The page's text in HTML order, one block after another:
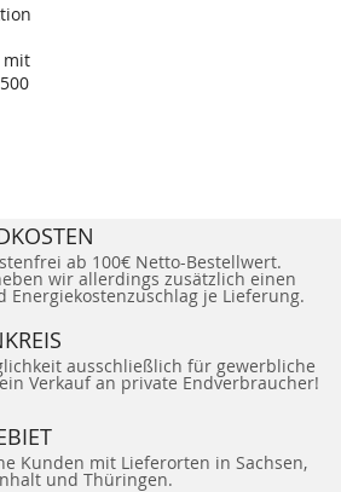
mit
ab 100€ Netto-Bestellwert.
wir allerdings zusätzlich einen
Energiekostenzuschlag je Lieferung.
ausschließlich für gewerbliche
Verkauf an private Endverbraucher!
Kunden mit Lieferorten in Sachsen,
und Thüringen.